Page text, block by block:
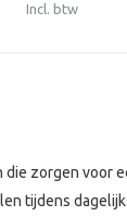
Incl. btw
zorgen
tijdens